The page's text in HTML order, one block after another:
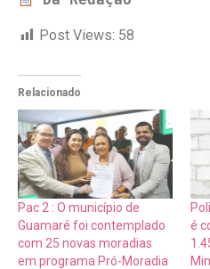
Post Views: 58
Relacionado
Pac 2 : O município de
Guamaré foi contemplado
com 25 novas moradias
em programa Pró-Moradia
é